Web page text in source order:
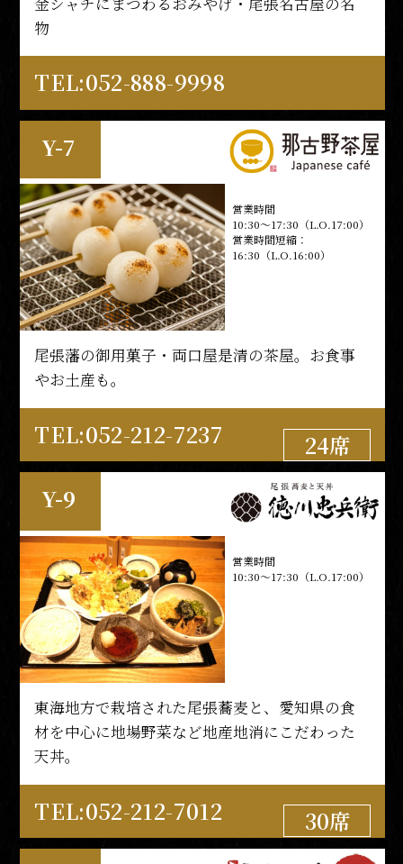
物
TEL:052-888-9998
Y-7
営業時間
10:30～17:30（L.O.17:00）
営業時間短縮：
16:30（L.O.16:00）
尾張藩の御用菓子・両口屋是清の茶屋。お食事
やお土産も。
TEL:052-212-7237
24席
Y-9
営業時間
10:30～17:30（L.O.17:00）
東海地方で栽培された尾張蕎麦と、愛知県の食
材を中心に地場野菜など地産地消にこだわった
天丼。
TEL:052-212-7012
30席
TEL:052-291-4139
M-1
世界TOP100人に選ばれた篠原秀和シェフによ
る、名古屋初!和風ラザニア専門店。
TEL:052-291-4139 90席
義直ゾーン(正門エリア)